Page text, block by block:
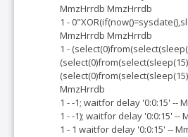
MmzHrrdb MmzHrrdb
1 -
MmzHrrdb MmzHrrdb
1 -
MmzHrrdb
1 - -1; waitfor delay '0:0:15' --
1 - -1); waitfor delay '0:0:15' --
1 - 1 waitfor delay '0:0:15' --